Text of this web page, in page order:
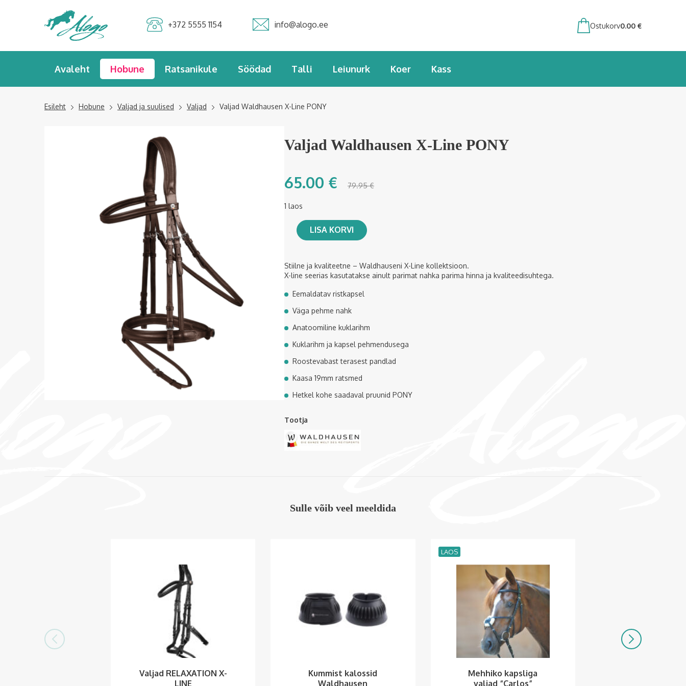
Alogo Hobu ja
ratsavarustus
+372 5555 1154 info@alogo.ee Ostukorv0.00 €
Avaleht Hobune Ratsanikule Söödad Talli Leiunurk Koer Kass
Esileht Hobune Valjad ja suulised Valjad Valjad Waldhausen X-Line PONY
Valjad Waldhausen X-Line PONY
65.00 € 79.95€
1 laos
LISA KORVI
Stiilne ja kvaliteetne – Waldhauseni X-Line kollektsioon.
X-line seerias kasutatakse ainult parimat nahka parima hinna ja kvaliteedisuhtega.
Eemaldatav ristkapsel
Väga pehme nahk
Anatoomiline kuklarihm
Kuklarihm ja kapsel pehmendusega
Roostevabast terasest pandlad
Kaasa 19mm ratsmed
Hetkel kohe saadaval pruunid PONY
Tootja
Sulle võib veel meeldida
Valjad RELAXATION X-
LINE
Kummist kalossid
Waldhausen
Mehhiko kapsliga
valjad “Carlos”
LAOS